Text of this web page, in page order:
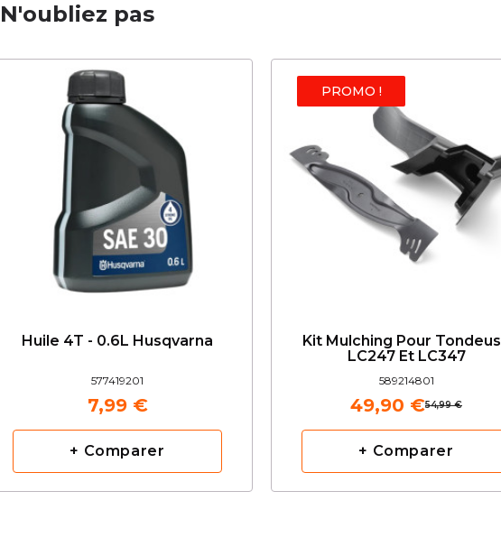
N'oubliez pas
Huile 4T - 0.6L Husqvarna
577419201
7,99 €
+ Comparer
PROMO !
Kit Mulching Pour
LC247 Et LC347
589214801
54,99 €
49,90 €
+ Comparer